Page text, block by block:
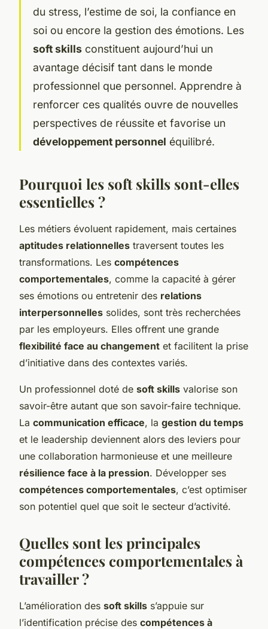
du stress, l’estime de soi, la confiance en
soi ou encore la gestion des émotions. Les
soft skills constituent aujourd’hui un
avantage décisif tant dans le monde
professionnel que personnel. Apprendre à
renforcer ces qualités ouvre de nouvelles
perspectives de réussite et favorise un
développement personnel équilibré.
Pourquoi les soft skills sont-elles
essentielles ?
Les métiers évoluent rapidement, mais certaines
aptitudes relationnelles traversent toutes les
transformations. Les compétences
comportementales, comme la capacité à gérer
ses émotions ou entretenir des relations
interpersonnelles solides, sont très recherchées
par les employeurs. Elles offrent une grande
flexibilité face au changement et facilitent la prise
d’initiative dans des contextes variés.
Un professionnel doté de soft skills valorise son
savoir-être autant que son savoir-faire technique.
La communication efficace, la gestion du temps
et le leadership deviennent alors des leviers pour
une collaboration harmonieuse et une meilleure
résilience face à la pression. Développer ses
compétences comportementales, c’est optimiser
son potentiel quel que soit le secteur d’activité.
Quelles sont les principales
compétences comportementales à
travailler ?
L’amélioration des soft skills s’appuie sur
l’identification précise des compétences à